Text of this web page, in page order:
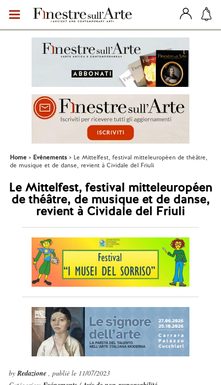
Home Evénements
Le Mittelfest, festival mitteleuropéen de théâtre,
de musique et de danse, revient à Cividale del Friuli
Le Mittelfest, festival mitteleuropéen
de théâtre, de musique et de danse,
revient à Cividale del Friuli
byRedazione , publié le 11/07/2023